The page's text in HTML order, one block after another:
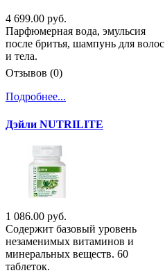
4 699.00 руб.
Парфюмерная вода, эмульсия
после бритья, шампунь для волос
и тела.
Отзывов (0)
Подробнее...
Дэйли NUTRILITE
1 086.00 руб.
Содержит базовый уровень
незаменимых витаминов и
минеральных веществ. 60
таблеток.